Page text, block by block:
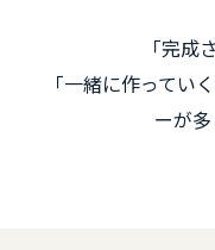
「完成
「一緒に作ってい
ーが多